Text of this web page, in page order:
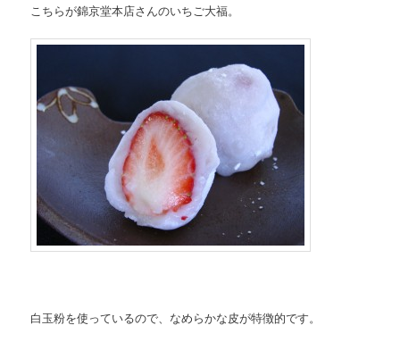
こちらが錦京堂本店さんのいちご大福。
白玉粉を使っているので、なめらかな皮が特徴的です。